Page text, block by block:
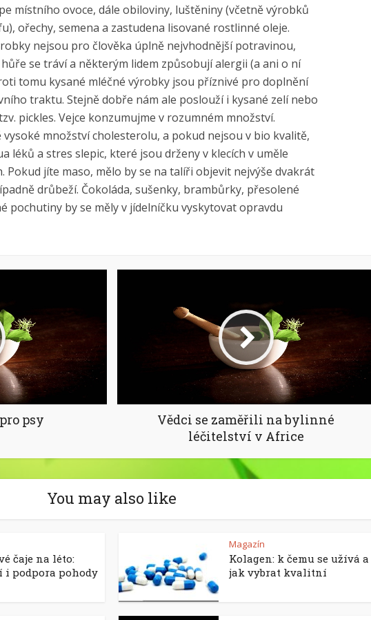
místního ovoce, dále obiloviny, luštěniny (včetně výrobků
ořechy, semena a zastudena lisované rostlinné oleje.
nejsou pro člověka úplně nejvhodnější potravinou,
se tráví a některým lidem způsobují alergii (a ani o ní
tomu kysané mléčné výrobky jsou příznivé pro doplnění
traktu. Stejně dobře nám ale poslouží i kysané zelí nebo
pickles. Vejce konzumujme v rozumném množství.
množství cholesterolu, a pokud nejsou v bio kvalitě,
léků a stres slepic, které jsou drženy v klecích v uměle
Pokud jíte maso, mělo by se na talíři objevit nejvýše dvakrát
drůbeží. Čokoláda, sušenky, brambůrky, přesolené
pochutiny by se měly v jídelníčku vyskytovat opravdu
psy
Vědci se zaměřili na bylinné
léčitelství v Africe
You may also like
čaje na léto:
i podpora pohody
Magazín
Kolagen: k čemu se užívá a
jak vybrat kvalitní